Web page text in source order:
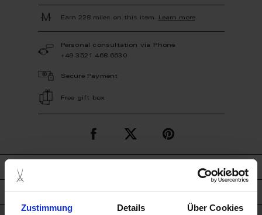
Zustimmung Details Über Cookies
Earn 228 miles on this item. Learn more
Personal consultation via Phone
+49 3521 468 6630
Secure Payment
Free gift box
description
product details